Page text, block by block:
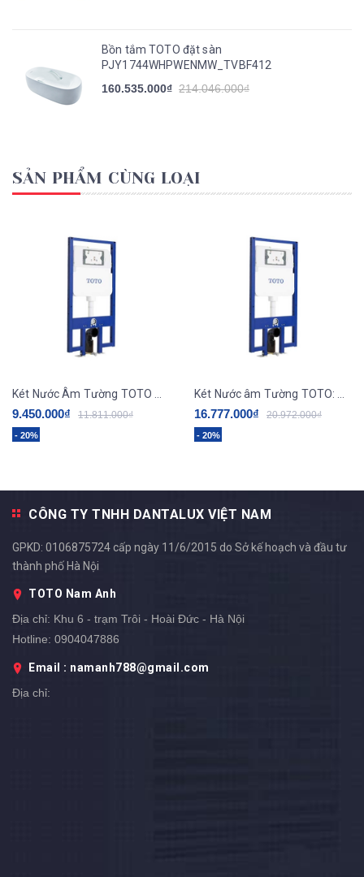
Bồn tắm TOTO đặt sàn
PJY1744WHPWENMW_TVBF412
160.535.000₫ 214.046.000₫
SẢN PHẨM CÙNG LOẠI
9.450.000₫ 11.811.000₫
- 20%
16.777.000₫ 20.972.000₫
- 20%
CÔNG TY TNHH DANTALUX VIỆT NAM
GPKD: 0106875724 cấp ngày 11/6/2015 do Sở kế hoạch và đầu tư
thành phố Hà Nội
TOTO Nam Anh
Địa chỉ: Khu 6 - trạm Trôi - Hoài Đức - Hà Nội
Hotline: 0904047886
Email : namanh788@gmail.com
Địa chỉ: